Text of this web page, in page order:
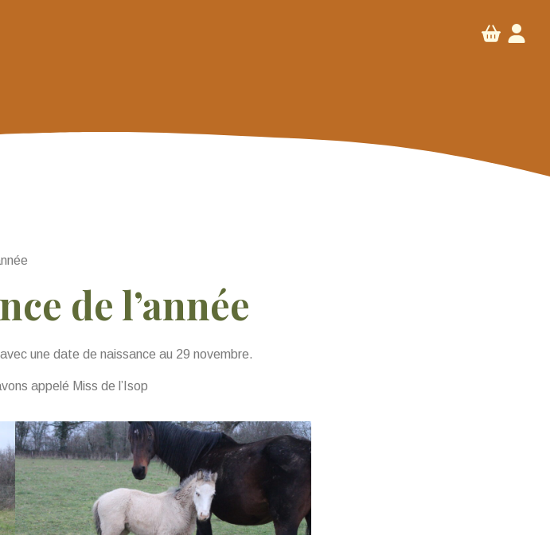
de l’année
une date de naissance au 29 novembre.
appelé Miss de l’Isop